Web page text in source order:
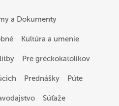
a Dokumenty
Kultúra a umenie
Pre gréckokatolíkov
Prednášky Púte
Súťaže